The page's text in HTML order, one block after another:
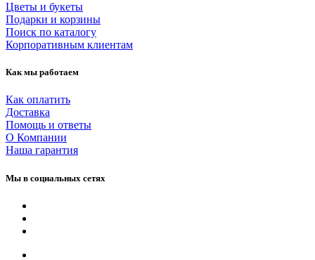
Цветы и букеты
Подарки и корзины
Поиск по каталогу
Корпоративным клиентам
Как мы работаем
Как оплатить
Доставка
Помощь и ответы
О Компании
Наша гарантия
Мы в социальных сетях